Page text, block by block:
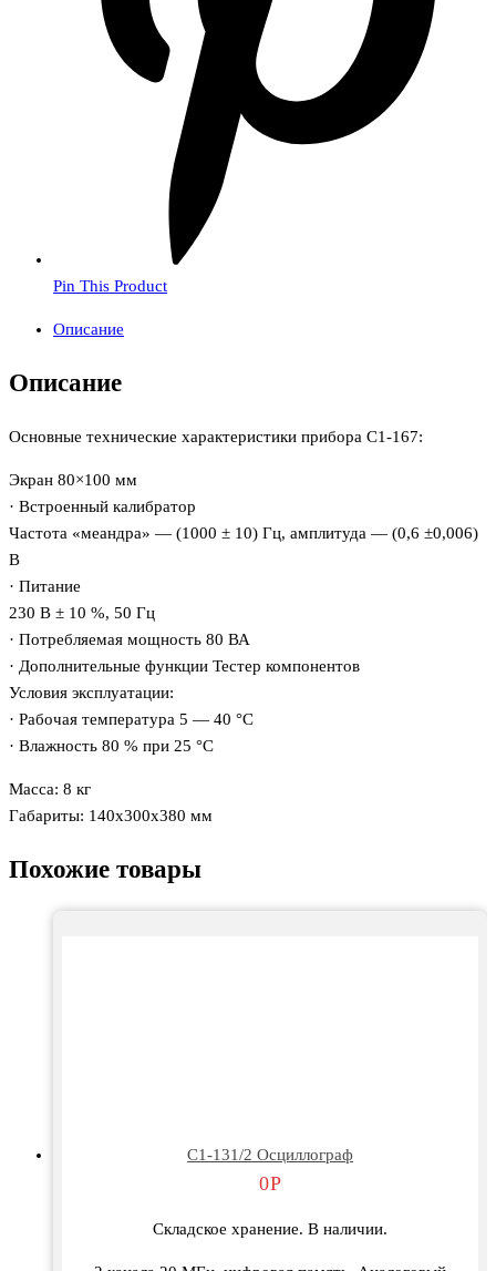
Pin This Product
Описание
Описание
Основные технические характеристики прибора С1-167:
Экран 80×100 мм
· Встроенный калибратор
Частота «меандра» — (1000 ± 10) Гц, амплитуда — (0,6 ±0,006)
В
· Питание
230 В ± 10 %, 50 Гц
· Потребляемая мощность 80 ВА
· Дополнительные функции Тестер компонентов
Условия эксплуатации:
· Рабочая температура 5 — 40 °С
· Влажность 80 % при 25 °С
Масса: 8 кг
Габариты: 140x300x380 мм
Похожие товары
С1-131/2 Осциллограф
0Р
Складское хранение. В наличии.